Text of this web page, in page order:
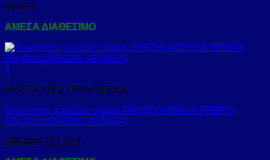
89,00 €
ΑΜΕΣΑ ΔΙΑΘΕΣΙΜΟ
+
ΝΕΡΟΧΥΤΕΣ ΓΡΑΝΙΤΕΝΙΟΙ
Νεροχύτης κουζίνας άμμου DRGM1/48/58SA FERRO
58x48cm (DRGM1.48.58SA)
175,00€ 161,00 €